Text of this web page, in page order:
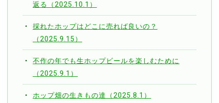
返る（2025.10.1）
採れたホップはどこに売れば良いの？
（2025.9.15）
不作の年でも生ホップビールを楽しむために
（2025.9.1）
ホップ畑の生きもの達（2025.8.1）